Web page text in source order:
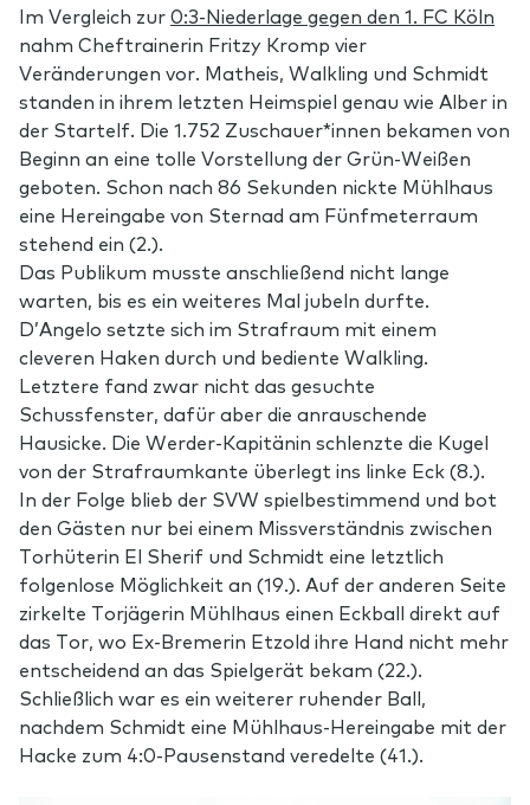
Im Vergleich zur0:3-Niederlage gegen den 1. FC Köln
nahm Cheftrainerin Fritzy Kromp vier
Veränderungen vor. Matheis, Walkling und Schmidt
standen in ihrem letzten Heimspiel genau wie Alber in
der Startelf. Die 1.752 Zuschauer*innen bekamen von
Beginn an eine tolle Vorstellung der Grün-Weißen
geboten. Schon nach 86 Sekunden nickte Mühlhaus
eine Hereingabe von Sternad am Fünfmeterraum
stehend ein (2.).
Das Publikum musste anschließend nicht lange
warten, bis es ein weiteres Mal jubeln durfte.
D’Angelo setzte sich im Strafraum mit einem
cleveren Haken durch und bediente Walkling.
Letztere fand zwar nicht das gesuchte
Schussfenster, dafür aber die anrauschende
Hausicke. Die Werder-Kapitänin schlenzte die Kugel
von der Strafraumkante überlegt ins linke Eck (8.).
In der Folge blieb der SVW spielbestimmend und bot
den Gästen nur bei einem Missverständnis zwischen
Torhüterin El Sherif und Schmidt eine letztlich
folgenlose Möglichkeit an (19.). Auf der anderen Seite
zirkelte Torjägerin Mühlhaus einen Eckball direkt auf
das Tor, wo Ex-Bremerin Etzold ihre Hand nicht mehr
entscheidend an das Spielgerät bekam (22.).
Schließlich war es ein weiterer ruhender Ball,
nachdem Schmidt eine Mühlhaus-Hereingabe mit der
Hacke zum 4:0-Pausenstand veredelte (41.).